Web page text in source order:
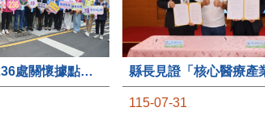
苗栗縣第236處關懷據點在苗栗市維祥里揭牌
115-07-31